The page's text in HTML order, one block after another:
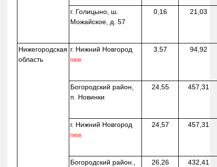
г. Голицыно, ш.
Можайское, д. 57
0,16 21,03
Нижегородская
область
г. Нижний Новгород
new
3,57 94,92
Богородский район,
п. Новинки
24,55 457,31
г. Нижний Новгород
new
24,57 457,31
Богородский район.,
26,26 432,41